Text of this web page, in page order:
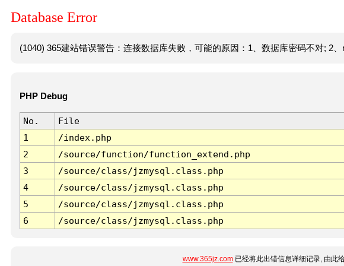
Database Error
(1040) 365建站错误警告：连接数据库失败，可能的原因：1、数据库密码不对; 2、
PHP Debug
No. File
1
/index.php
2
/source/function/function_extend.php
3
/source/class/jzmysql.class.php
4
/source/class/jzmysql.class.php
5
/source/class/jzmysql.class.php
6
/source/class/jzmysql.class.php
www.365jz.com已经将此出错信息详细记录, 由此